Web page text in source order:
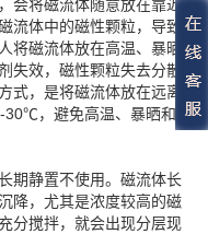
会将磁流体随意放在靠近
流体中的磁性颗粒，导致
将磁流体放在高温、暴晒
失效，磁性颗粒失去分散
式，是将磁流体放在远离
30℃，避免高温、暴晒和
期静置不使用。磁流体长
降，尤其是浓度较高的磁
分搅拌，就会出现分层现